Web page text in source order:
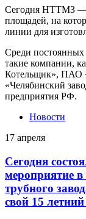
Сегодня НТТМЗ —
площадей, на
линии для
Среди постоянных
такие компании,
Котельщик», ПАО
«Челябинский
предприятия РФ.
Новости
17 апреля
Сегодня
мероприятие
трубного
свой 15